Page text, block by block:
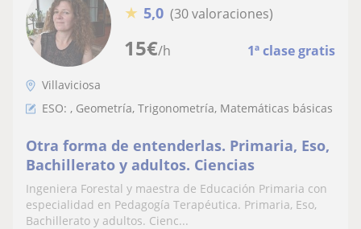
15€/h 1ª clase gratis
★ 5,0 (30 valoraciones)
Villaviciosa
ESO: , Geometría, Trigonometría, Matemáticas básicas
Otra forma de entenderlas. Primaria, Eso,
Bachillerato y adultos. Ciencias
Ingeniera Forestal y maestra de Educación Primaria con
especialidad en Pedagogía Terapéutica. Primaria, Eso,
Bachillerato y adultos. Cienc...